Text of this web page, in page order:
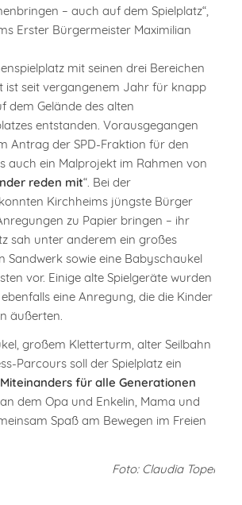
– auch auf dem Spielplatz“,
Erster Bürgermeister Maximilian
mit seinen drei Bereichen
ist seit vergangenem Jahr für knapp
dem Gelände des alten
entstanden. Vorausgegangen
Antrag der SPD-Fraktion für den
auch ein Malprojekt im Rahmen von
reden mit“. Bei der
Kirchheims jüngste Bürger
zu Papier bringen – ihr
sah unter anderem ein großes
Sandwerk sowie eine Babyschaukel
vor. Einige alte Spielgeräte wurden
eine Anregung, die die Kinder
äußerten.
großem Kletterturm, alter Seilbahn
Parcours soll der Spielplatz ein
für alle Generationen
dem Opa und Enkelin, Mama und
Spaß am Bewegen im Freien
Foto: Claudia Topel